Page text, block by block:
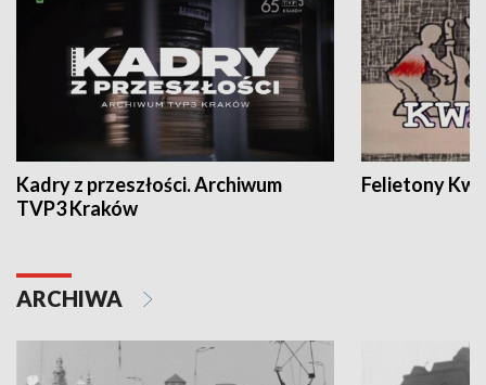
Kadry z przeszłości. Archiwum
TVP3 Kraków
Felietony
ARCHIWA